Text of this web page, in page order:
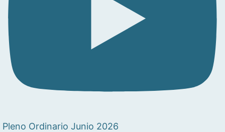
Pleno Ordinario Junio 2026